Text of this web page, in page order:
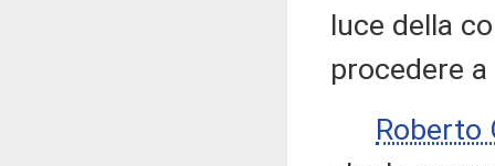
luce della
procedere
Roberto